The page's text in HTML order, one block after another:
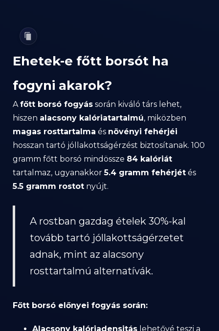
Ehetek-e főtt borsót ha
fogyni akarok?
Afőtt borsó fogyás során kiváló társ lehet,
hiszen alacsony kalóriatartalmú, miközben
magas rosttartalma és növényi fehérjéi
hosszan tartó jóllakottságérzést biztosítanak. 100
gramm főtt borsó mindössze 84 kalóriát
tartalmaz, ugyanakkor5.4 gramm fehérjét és
5.5 gramm rostot nyújt.
A rostban gazdag ételek 30%-kal
tovább tartó jóllakottságérzetet
adnak, mint az alacsony
rosttartalmú alternatívák.
Főtt borsó előnyei fogyás során:
Alacsony kalóriadensitás lehetővé teszi a